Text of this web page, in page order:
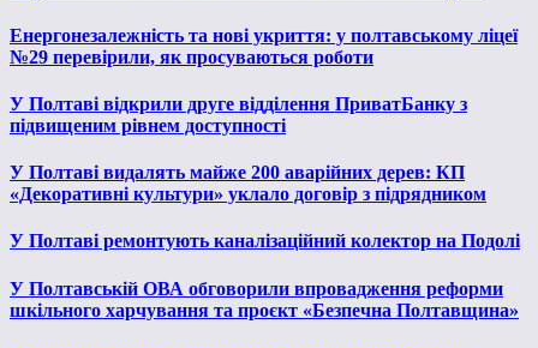
Енергонезалежність та нові укриття: у полтавському ліцеї
№29 перевірили, як просуваються роботи
У Полтаві відкрили друге відділення ПриватБанку з
підвищеним рівнем доступності
У Полтаві видалять майже 200 аварійних дерев: КП
«Декоративні культури» уклало договір з підрядником
У Полтаві ремонтують каналізаційний колектор на Подолі
У Полтавській ОВА обговорили впровадження реформи
шкільного харчування та проєкт «Безпечна Полтавщина»